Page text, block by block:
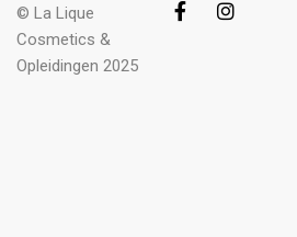
© La Lique
Cosmetics &
Opleidingen 2025